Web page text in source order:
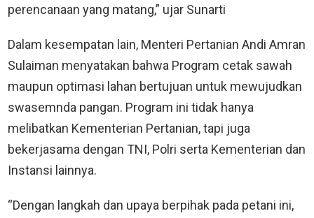
perencanaan yang matang,” ujar Sunarti
Dalam kesempatan lain, Menteri Pertanian Andi Amran
Sulaiman menyatakan bahwa Program cetak sawah
maupun optimasi lahan bertujuan untuk mewujudkan
swasemnda pangan. Program ini tidak hanya
melibatkan Kementerian Pertanian, tapi juga
bekerjasama dengan TNI, Polri serta Kementerian dan
Instansi lainnya.
“Dengan langkah dan upaya berpihak pada petani ini,